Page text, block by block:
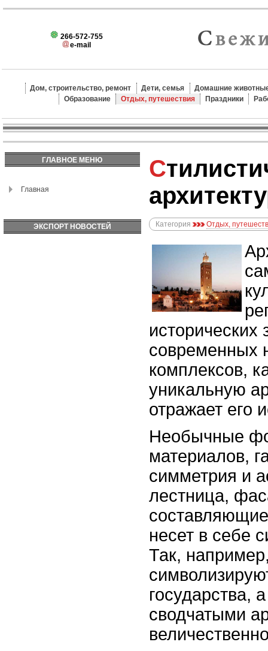
266-572-755
e-mail
Дом, строительство, ремонт Дети, семья
Домашние
Образование
Отдых, путешествия Праздники
ГЛАВНОЕ МЕНЮ
Главная
ЭКСПОРТ НОВОСТЕЙ
Стилистическое разнообразие:
Категория Отдых,
современных
комплексов,
уникальную
отражает его
Необычные
материалов,
симметрия и
лестница,
несет в себе
Так,
государства,
сводчатыми